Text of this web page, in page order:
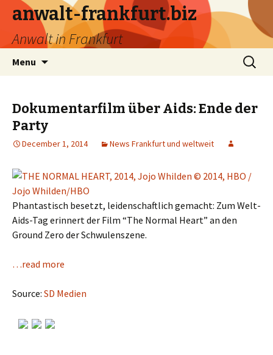
anwalt-frankfurt.biz
Anwalt in Frankfurt
Menu
Search
for:
Dokumentarfilm über Aids: Ende der
Party
December 1, 2014 News Frankfurt und weltweit
Phantastisch besetzt, leidenschaftlich gemacht: Zum Welt-
Aids-Tag erinnert der Film “The Normal Heart” an den
Ground Zero der Schwulenszene.
…read more
Source: SD Medien